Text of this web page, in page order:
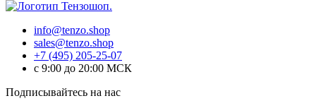
info@tenzo.shop
sales@tenzo.shop
+7 (495) 205-25-07
с 9:00 до 20:00 МСК
Подписывайтесь на нас